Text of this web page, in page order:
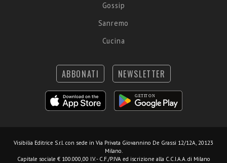
Gossip
Sanremo
Cucina
ABBONATI NEWSLETTER
Visibilia Editrice S.r.l. con sede in Via Privata Giovannino De Grassi 12/12A, 20123
Milano.
Capitale sociale € 100.000,00 I.V. - C.F./P.IVA ed iscrizione alla C.C.I.A.A. di Milano